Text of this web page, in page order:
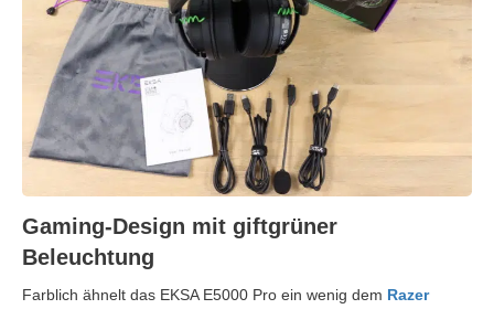
Gaming-Design mit giftgrüner
Beleuchtung
Farblich ähnelt das EKSA E5000 Pro ein wenig dem Razer